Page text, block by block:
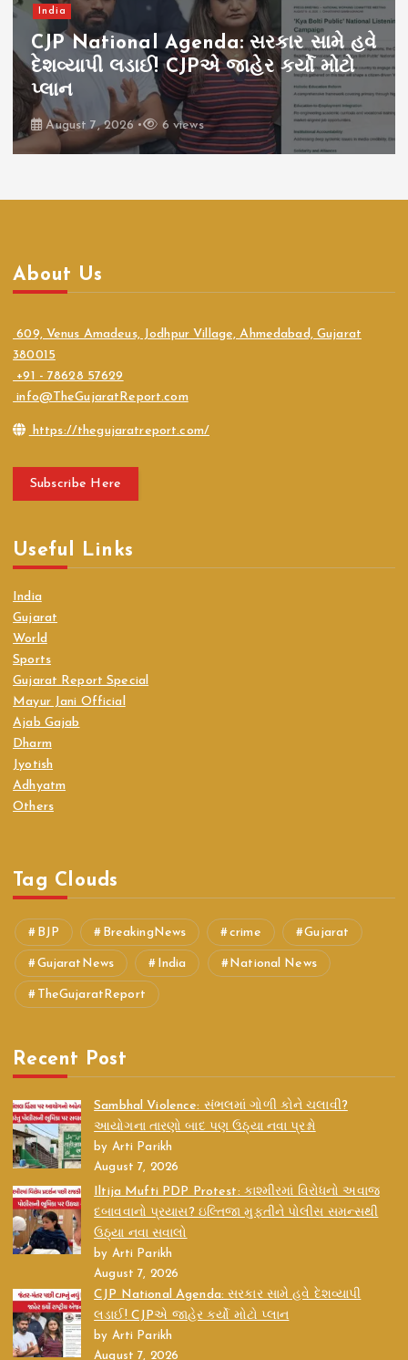
Agenda: સરકાર સામે હવે
CJPએ જાહેર કર્યો મોટો
6 views
India
Paper
લીક
August 7,
About Us
609, Venus Amadeus, Jodhpur Village, Ahmedabad, Gujarat
380015
+91 - 78628 57629
info@TheGujaratReport.com
https://thegujaratreport.com/
Subscribe Here
Useful Links
India
Gujarat
World
Sports
Gujarat Report Special
Mayur Jani Official
Ajab Gajab
Dharm
Jyotish
Adhyatm
Others
Tag Clouds
BJP BreakingNews crime Gujarat
GujaratNews India National News
TheGujaratReport
Recent Post
Sambhal Violence: સંભલમાં ગોળી કોને ચલાવી?
આયોગના તારણો બાદ પણ ઉઠ્યા નવા પ્રશ્નો
by Arti Parikh
August 7, 2026
Iltija Mufti PDP Protest: કાશ્મીરમાં વિરોધનો અવાજ
દબાવવાનો પ્રયાસ? ઇલ્તિજા મુફ્તીને પોલીસ સમન્સથી
ઉઠ્યા નવા સવાલો
by Arti Parikh
August 7, 2026
CJP National Agenda: સરકાર સામે હવે દેશવ્યાપી
લડાઈ! CJPએ જાહેર કર્યો મોટો પ્લાન
by Arti Parikh
August 7, 2026